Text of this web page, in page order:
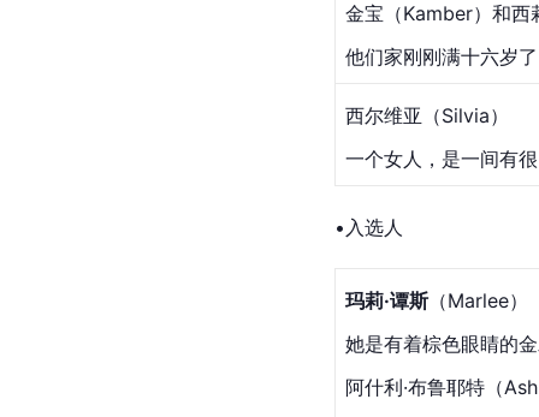
金宝（Kamber）和西
他们家刚刚满十六岁
西尔维亚（Silvia）
一个女人，是一间有
•入选人
玛莉·谭斯（Marlee）
她是有着棕色眼睛的
阿什利·布鲁耶特（